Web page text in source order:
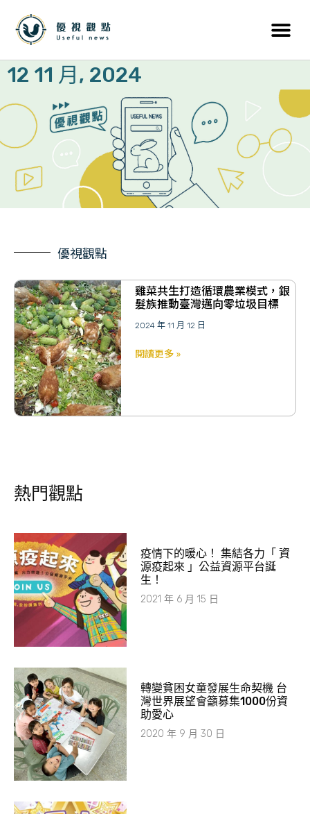
12 11 月, 2024
優視觀點
雞菜共生打造循環農業模式，銀
髮族推動臺灣邁向零垃圾目標
2024 年 11 月 12 日
閱讀更多 »
熱門觀點
疫情下的暖心！ 集結各力「 資
源疫起來 」公益資源平台誕
生！
2021 年 6 月 15 日
轉變貧困女童發展生命契機 台
灣世界展望會籲募集1000份資
助愛心
2020 年 9 月 30 日